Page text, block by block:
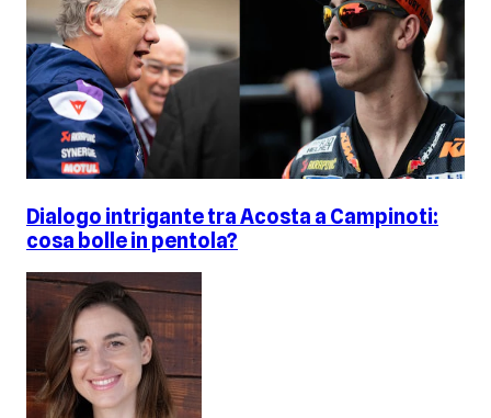
Dialogo intrigante tra Acosta a Campinoti:
cosa bolle in pentola?